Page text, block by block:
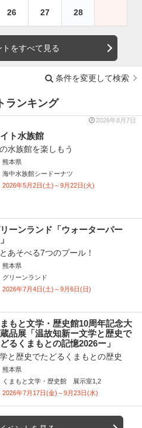
26 27 28
をすべて見る
条件を変更して検索
ランキング
2026年8月7日
ト水族館
水族館を楽しもう
熊本県
海中水族館シードーナツ
2026年5月2日(土)～9月22日(火)
ーンランド「ウォーターパー
あそべる7つのプール！
熊本県
グリーンランド
2026年7月4日(土)～9月6日(日)
まもと文学・歴史館10周年記念大
品展「温故知新ー文学と歴史で
るくまもとの記憶2026ー」
と歴史でたどるくまもとの歴史
熊本県
くまもと文学・歴史館 展示室1,2
2026年7月17日(金)～9月23日(水)